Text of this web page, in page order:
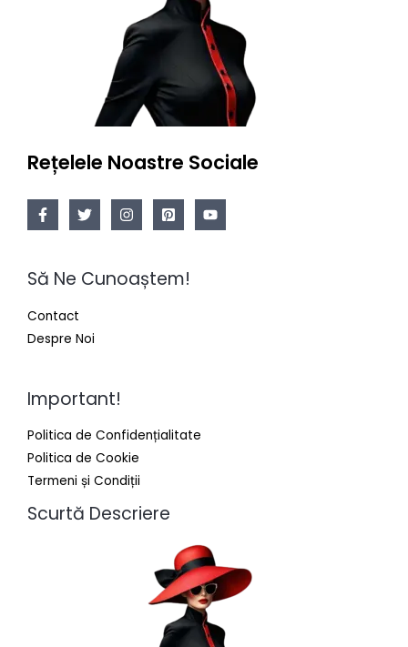
Rețelele Noastre Sociale
Să Ne Cunoaștem!
Contact
Despre Noi
Important!
Politica de Confidențialitate
Politica de Cookie
Termeni și Condiții
Scurtă Descriere